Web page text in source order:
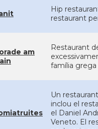
Hip
restaurant
am
Restaurant
família grega
Un
inclou el
el Daniel
Veneto. El